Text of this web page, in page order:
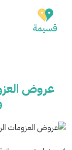
عروض